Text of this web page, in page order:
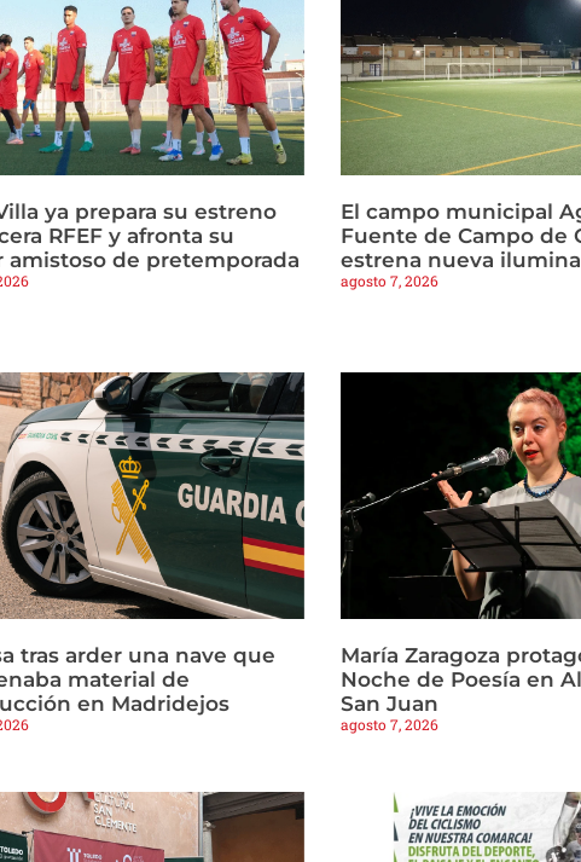
ya prepara su estreno
RFEF y afronta su
amistoso de pretemporada
El campo municipal
Fuente de Campo de
estrena nueva
agosto 7, 2026
tras arder una nave que
material de
en Madridejos
María Zaragoza
Noche de Poesía en
San Juan
agosto 7, 2026